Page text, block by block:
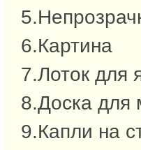
6.Картина
7.Лоток для
8.Доска для
9.Капли на